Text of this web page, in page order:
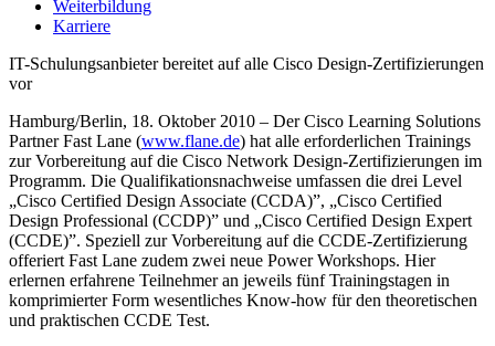
Weiterbildung
Karriere
IT-Schulungsanbieter bereitet auf alle Cisco Design-Zertifizierungen
vor
Hamburg/Berlin, 18. Oktober 2010 – Der Cisco Learning Solutions
Partner Fast Lane (www.flane.de) hat alle erforderlichen Trainings
zur Vorbereitung auf die Cisco Network Design-Zertifizierungen im
Programm. Die Qualifikationsnachweise umfassen die drei Level
„Cisco Certified Design Associate (CCDA)”, „Cisco Certified
Design Professional (CCDP)” und „Cisco Certified Design Expert
(CCDE)”. Speziell zur Vorbereitung auf die CCDE-Zertifizierung
offeriert Fast Lane zudem zwei neue Power Workshops. Hier
erlernen erfahrene Teilnehmer an jeweils fünf Trainingstagen in
komprimierter Form wesentliches Know-how für den theoretischen
und praktischen CCDE Test.